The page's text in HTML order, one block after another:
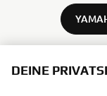
DEINE